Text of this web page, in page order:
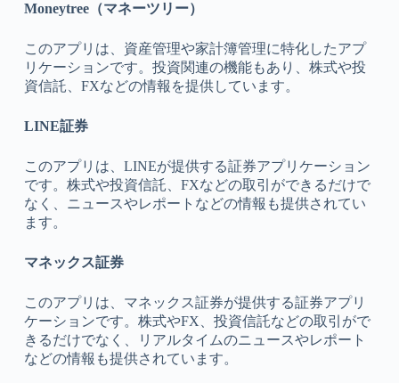
Moneytree（マネーツリー）
このアプリは、資産管理や家計簿管理に特化したアプ
リケーションです。投資関連の機能もあり、株式や投
資信託、FXなどの情報を提供しています。
LINE証券
このアプリは、LINEが提供する証券アプリケーション
です。株式や投資信託、FXなどの取引ができるだけで
なく、ニュースやレポートなどの情報も提供されてい
ます。
マネックス証券
このアプリは、マネックス証券が提供する証券アプリ
ケーションです。株式やFX、投資信託などの取引がで
きるだけでなく、リアルタイムのニュースやレポート
などの情報も提供されています。